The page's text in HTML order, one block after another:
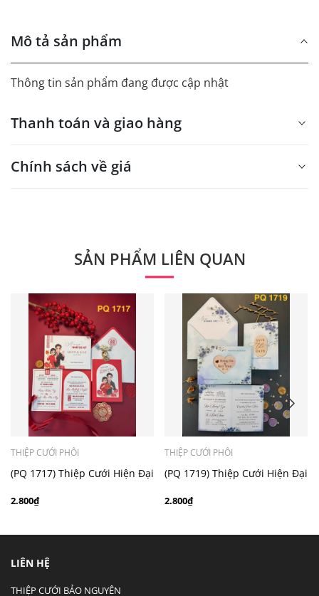
Mô tả sản phẩm
Thông tin sản phẩm đang được cập nhật
Thanh toán và giao hàng
Chính sách về giá
Quý khách vui lòng liên hệ để có thông tin chính xác.
- Mẫu dưới 3000 giá chưa bao gồm bản đồ, quý khách
có nhu cầu in bản đồ sẽ có mức phí 300 - 500 đồng 1
thiệp tuỳ chất liệu.
SẢN PHẨM LIÊN QUAN
THIỆP CƯỚI PHÔI
(PQ 1717) Thiệp Cưới Hiện Đại
2.800₫
THIỆP CƯỚI PHÔI
(PQ 1719) Thiệp Cưới Hiện Đại
2.800₫
LIÊN HỆ
THIỆP CƯỚI BẢO NGUYÊN